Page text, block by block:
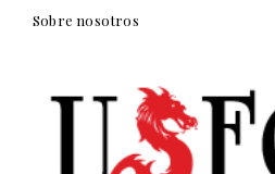
Sobre nosotros